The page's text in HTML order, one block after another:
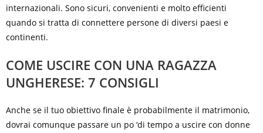
internazionali. Sono sicuri, convenienti e molto efficienti
quando si tratta di connettere persone di diversi paesi e
continenti.
COME USCIRE CON UNA RAGAZZA
UNGHERESE: 7 CONSIGLI
Anche se il tuo obiettivo finale è probabilmente il matrimonio,
dovrai comunque passare un po ‘di tempo a uscire con donne